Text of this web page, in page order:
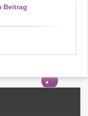
Beitrag